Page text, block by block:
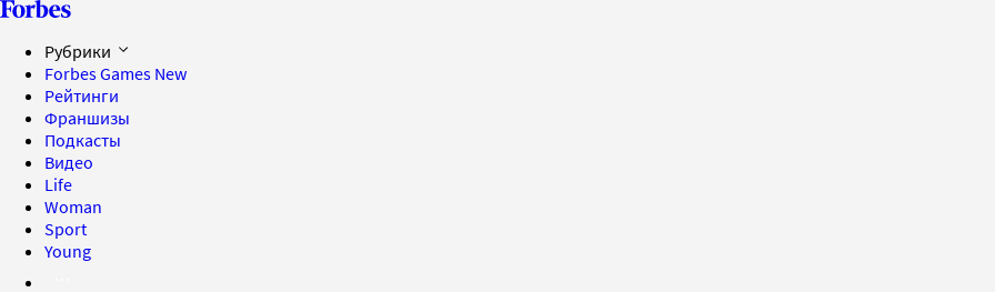
Рубрики
Forbes Games New
Рейтинги
Франшизы
Подкасты
Видео
Life
Woman
Sport
Young